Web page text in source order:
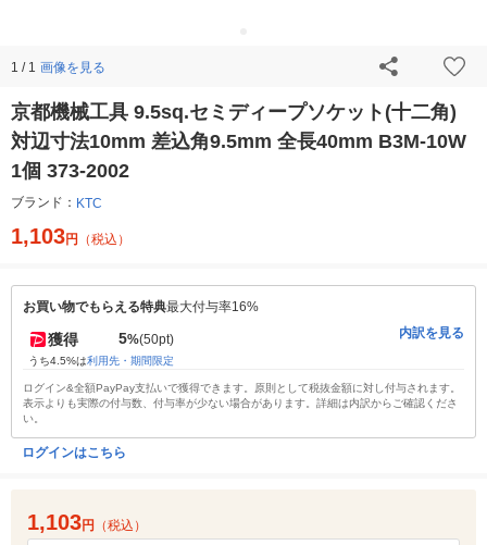
1 / 1 画像を見る
京都機械工具 9.5sq.セミディープソケット(十二角)
対辺寸法10mm 差込角9.5mm 全長40mm B3M-10W
1個 373-2002
ブランド： KTC
1,103円 （税込）
お買い物でもらえる特典最大付与率16%
獲得 5%(50pt)
うち4.5%は利用先・期間限定
内訳を見る
ログイン&全額PayPay支払いで獲得できます。原則として税抜金額に対し付与されます。
表示よりも実際の付与数、付与率が少ない場合があります。詳細は内訳からご確認くださ
い。
ログインはこちら
1,103円 （税込）